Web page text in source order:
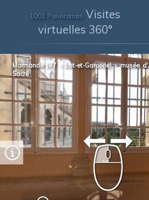
1001 Panoramas Visites
virtuelles 360°
xxxxxxxxxxxx
Marmande (47 - Lot-et-Garonne) - musée
Sacré